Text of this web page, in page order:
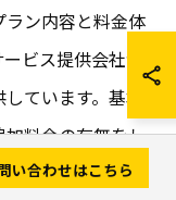
ン内容と料金体
ビス提供会社が
ています。基本
料金の有無をし
例えば、新車サ
い合わせはこちら